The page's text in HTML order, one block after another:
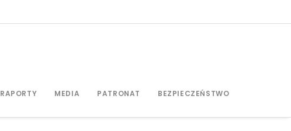
RAPORTY MEDIA PATRONAT BEZPIECZEŃSTWO